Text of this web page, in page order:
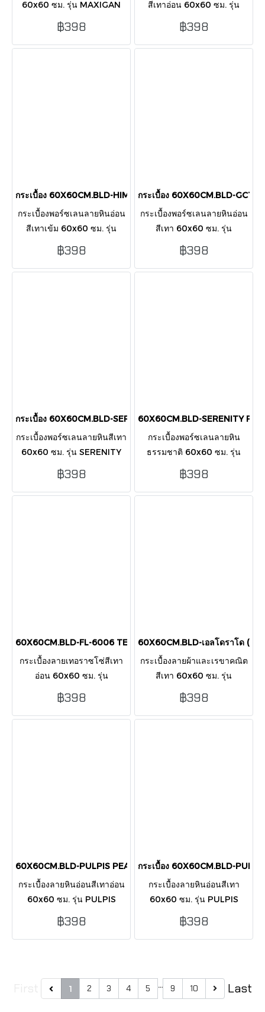
60x60 ซม. รุ่น MAXIGAN
GREY ผิวด้าน โทนเทาเข้ม
เส้นแร่ขาว เรียบหรู ดูทันสมัย
เหมาะกับบ้านสไตล์โมเดิร์น
฿398
สีเทาอ่อน 60x60 ซม. รุ่น
BRAZIL GREY ผิวเงา เรียบหรู
ทันสมัย เหมาะกับทุกพื้นที่
ภายในบ้าน
฿398
กระเบื้อง 60X60CM.BLD-HIMALAYA NEPAL (GC112) POL
กระเบื้องพอร์ซเลนลายหินอ่อน
สีเทาเข้ม 60x60 ซม. รุ่น
HIMALAYA NEPAL ผิวเงา
ลายแร่ขาวทอง หรูหรา เหมาะ
กับพื้นที่โมเดิร์น
฿398
กระเบื้อง 60X60CM.BLD-
กระเบื้องพอร์ซเลนลายหินอ่อน
สีเทา 60x60 ซม. รุ่น
CUARZO GREY ผิวเงา
หรูหรา เรียบสงบ เหมาะกับพื้นที่
โมเดิร์นภายในบ้าน
฿398
กระเบื้อง 60X60CM.BLD-SERENITY GRIGIO (PD-1002) POL
กระเบื้องพอร์ซเลนลายหินสีเทา
60x60 ซม. รุ่น SERENITY
GRIGIO ผิวเงา เรียบหรูทันสมัย
เหมาะกับบ้านและพื้นที่โมเดิร์
นทุกแบบ
฿398
60X60CM.BLD-SERENITY
กระเบื้องพอร์ซเลนลายหิน
ธรรมชาติ 60x60 ซม. รุ่น
SERENITY PEARL ผิวเงา สี
ครีมอ่อนหรูหรา เพิ่มความสว่าง
และอบอุ่นให้ทุกพื้นที่ในบ้าน
฿398
60X60CM.BLD-FL-6006 TERRAZZO GLACIER MATT
กระเบื้องลายเทอราซโซ่สีเทา
อ่อน 60x60 ซม. รุ่น
GLACIER R10 ผิวด้าน
ปลอดภัย ไม่ลื่น เรียบหรู เหมาะ
กับทุกพื้นที่ในบ้านและร้านค้า
฿398
60X60CM.BLD-เอลโดราโด
กระเบื้องลายผ้าและเรขาคณิต
สีเทา 60x60 ซม. รุ่น
ELDORADO ผิวด้าน ทันสมัย
เรียบหรู เหมาะกับห้องนั่งเล่น
ห้องครัว และร้านค้า
฿398
60X60CM.BLD-PULPIS PEARL (PDC3006) MATT
กระเบื้องลายหินอ่อนสีเทาอ่อน
60x60 ซม. รุ่น PULPIS
PEARL ผิวด้าน หรูหรา เรียบ
ง่าย ปลอดภัย ไม่ลื่น เหมาะกับ
฿398
กระเบื้อง 60X60CM.BLD-
กระเบื้องลายหินอ่อนสีเทา
60x60 ซม. รุ่น PULPIS
SILVER ผิวด้าน หรูหรา ทัน
สมัย เหมาะกับทุกพื้นที่ในบ้าน
฿398
1 2 3 4 5 … 9 10 Last